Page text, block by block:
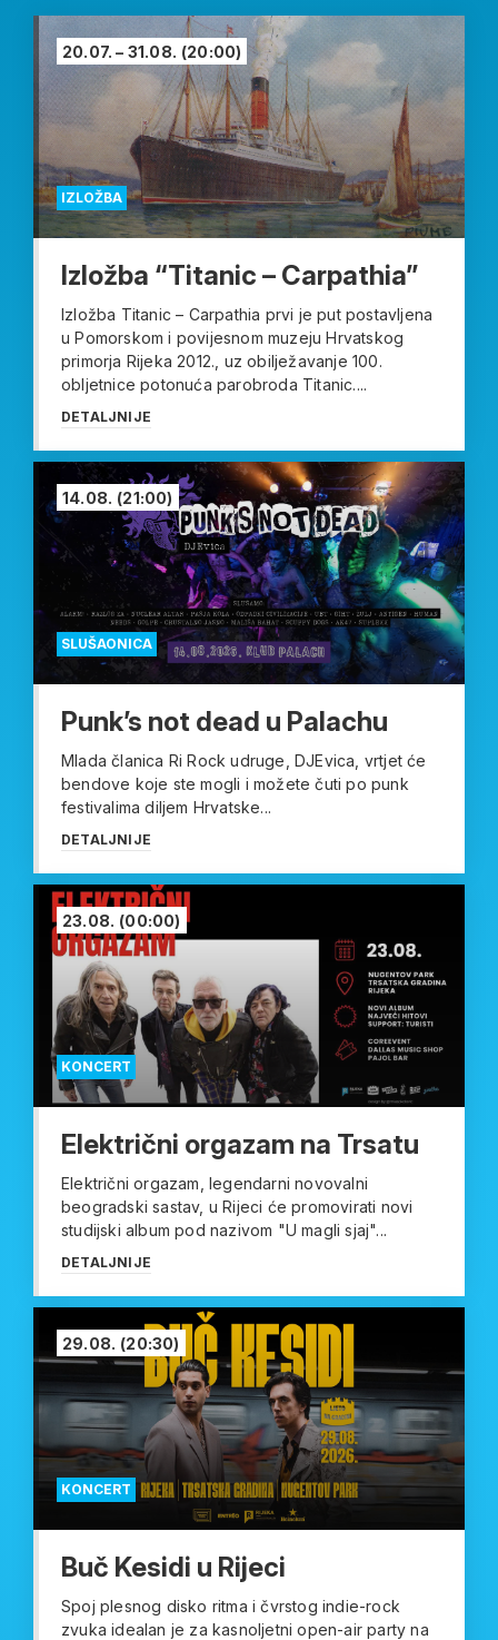
IZLOŽBA
20.07. – 31.08. (20:00)
Izložba “Titanic – Carpathia”
Izložba Titanic – Carpathia prvi je put postavljena
u Pomorskom i povijesnom muzeju Hrvatskog
primorja Rijeka 2012., uz obilježavanje 100.
obljetnice potonuća parobroda Titanic....
DETALJNIJE
SLUŠAONICA
14.08. (21:00)
Punk’s not dead u Palachu
Mlada članica Ri Rock udruge, DJEvica, vrtjet će
bendove koje ste mogli i možete čuti po punk
festivalima diljem Hrvatske...
DETALJNIJE
KONCERT
23.08. (00:00)
Električni orgazam na Trsatu
Električni orgazam, legendarni novovalni
beogradski sastav, u Rijeci će promovirati novi
studijski album pod nazivom "U magli sjaj"...
DETALJNIJE
KONCERT
29.08. (20:30)
Buč Kesidi u Rijeci
Spoj plesnog disko ritma i čvrstog indie-rock
zvuka idealan je za kasnoljetni open-air party na